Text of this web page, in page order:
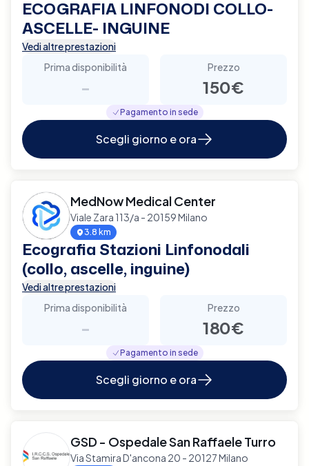
ECOGRAFIA LINFONODI COLLO-
ASCELLE- INGUINE
Vedi altre prestazioni
Prima disponibilità
-
Prezzo
150€
Pagamento in sede
Scegli giorno e ora
MedNow Medical Center
Viale Zara 113/a - 20159 Milano
3.8 km
Ecografia Stazioni Linfonodali
(collo, ascelle, inguine)
Vedi altre prestazioni
Prima disponibilità
-
Prezzo
180€
Pagamento in sede
Scegli giorno e ora
GSD - Ospedale San Raffaele Turro
Via Stamira D'ancona 20 - 20127 Milano